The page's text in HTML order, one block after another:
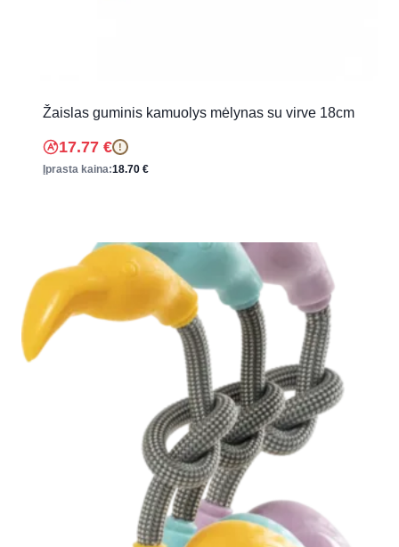
Žaislas guminis kamuolys mėlynas su virve 18cm
17.77 € !
Įprasta kaina:18.70 €